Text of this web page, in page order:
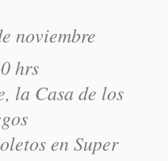
noviembre
hrs
la Casa de los
en Super